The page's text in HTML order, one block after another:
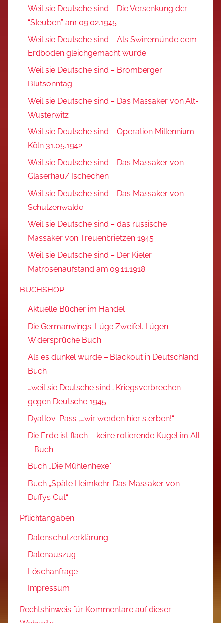
Weil sie Deutsche sind – Die Versenkung der
“Steuben” am 09.02.1945
Weil sie Deutsche sind – Als Swinemünde dem
Erdboden gleichgemacht wurde
Weil sie Deutsche sind – Bromberger
Blutsonntag
Weil sie Deutsche sind – Das Massaker von Alt-
Wusterwitz
Weil sie Deutsche sind – Operation Millennium
Köln 31.05.1942
Weil sie Deutsche sind – Das Massaker von
Glaserhau/Tschechen
Weil sie Deutsche sind – Das Massaker von
Schulzenwalde
Weil sie Deutsche sind – das russische
Massaker von Treuenbrietzen 1945
Weil sie Deutsche sind – Der Kieler
Matrosenaufstand am 09.11.1918
BUCHSHOP
Aktuelle Bücher im Handel
Die Germanwings-Lüge Zweifel. Lügen.
Widersprüche Buch
Als es dunkel wurde – Blackout in Deutschland
Buch
…weil sie Deutsche sind… Kriegsverbrechen
gegen Deutsche 1945
Dyatlov-Pass „…wir werden hier sterben!“
Die Erde ist flach – keine rotierende Kugel im All
– Buch
Buch „Die Mühlenhexe“
Buch „Späte Heimkehr: Das Massaker von
Duffys Cut“
Pflichtangaben
Datenschutzerklärung
Datenauszug
Löschanfrage
Impressum
Rechtshinweis für Kommentare auf dieser